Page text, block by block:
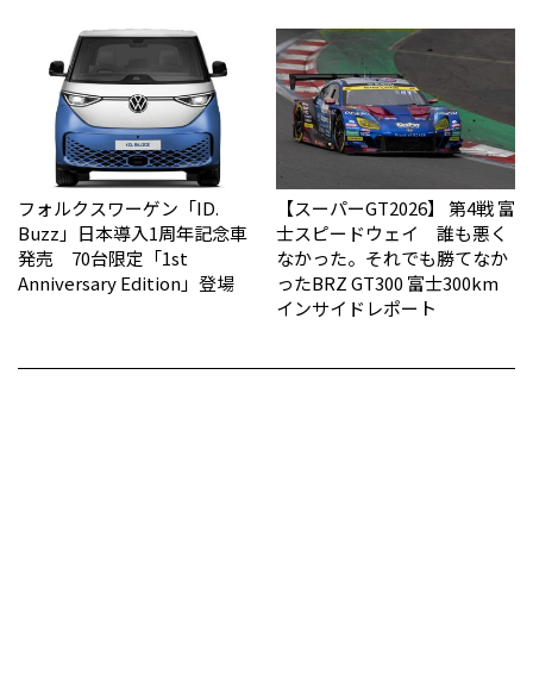
フォルクスワーゲン「ID.
Buzz」日本導入1周年記念車
発売 70台限定「1st
Anniversary Edition」登場
【スーパーGT2026】 第4戦 富
士スピードウェイ 誰も悪く
なかった。それでも勝てなか
った――BRZ GT300 富士300km
インサイドレポート